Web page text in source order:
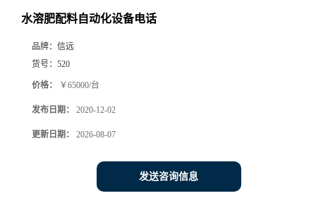
水溶肥配料自动化设备电话
品牌： 信远
货号： 520
价格： ￥65000/台
发布日期： 2020-12-02
更新日期： 2026-08-07
发送咨询信息